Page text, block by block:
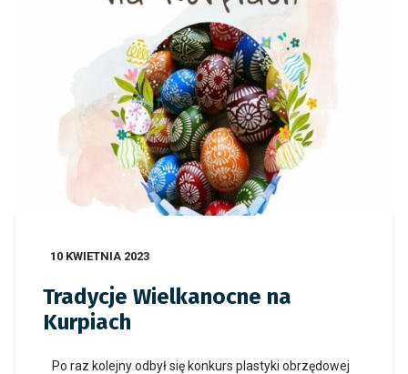
10 KWIETNIA 2023
Tradycje Wielkanocne na
Kurpiach
Po raz kolejny odbył się konkurs plastyki obrzędowej